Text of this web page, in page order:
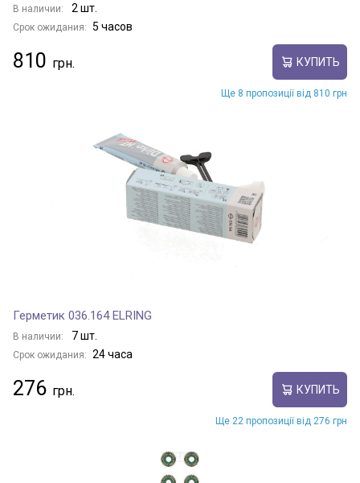
В наличии: 2 шт.
Срок ожидания: 5 часов
810 КУПИТЬ
Ще 8 пропозиції від 810 грн
Герметик 036.164 ELRING
В наличии: 7 шт.
Срок ожидания: 24 часа
276 КУПИТЬ
Ще 22 пропозиції від 276 грн